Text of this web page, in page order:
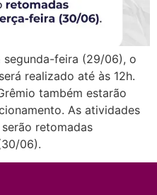
segunda-feira (29/06), o
realizado até às 12h.
também estarão
As atividades
retomadas
06).